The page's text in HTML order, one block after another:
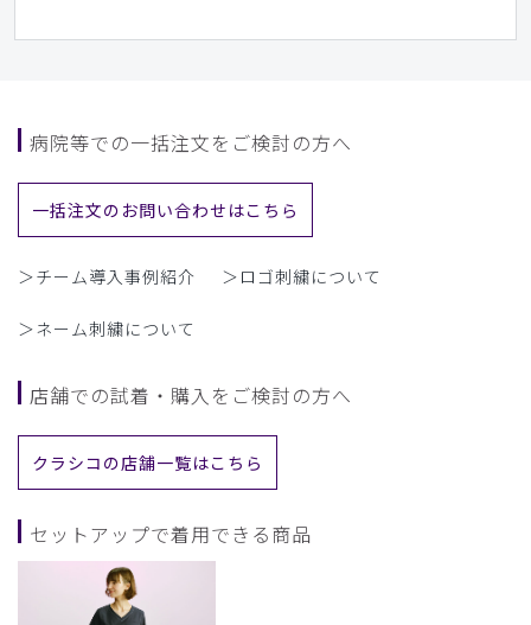
病院等での一括注文をご検討の方へ
一括注文のお問い合わせはこちら
＞チーム導入事例紹介 ＞ロゴ刺繍について
＞ネーム刺繍について
店舗での試着・購入をご検討の方へ
クラシコの店舗一覧はこちら
セットアップで着用できる商品